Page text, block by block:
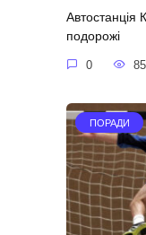
Автостанція
подорожі
0 85
ПОРАДИ